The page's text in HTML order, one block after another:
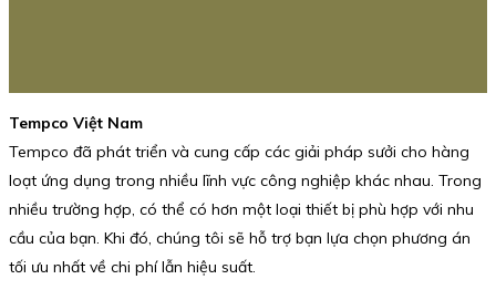
Tempco Việt Nam
Tempco đã phát triển và cung cấp các giải pháp sưởi cho hàng
loạt ứng dụng trong nhiều lĩnh vực công nghiệp khác nhau. Trong
nhiều trường hợp, có thể có hơn một loại thiết bị phù hợp với nhu
cầu của bạn. Khi đó, chúng tôi sẽ hỗ trợ bạn lựa chọn phương án
tối ưu nhất về chi phí lẫn hiệu suất.